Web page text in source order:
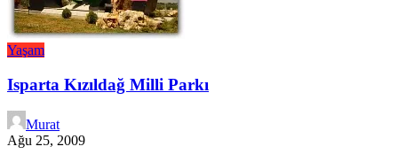
Yaşam
Isparta Kızıldağ Milli Parkı
Murat
Ağu 25, 2009